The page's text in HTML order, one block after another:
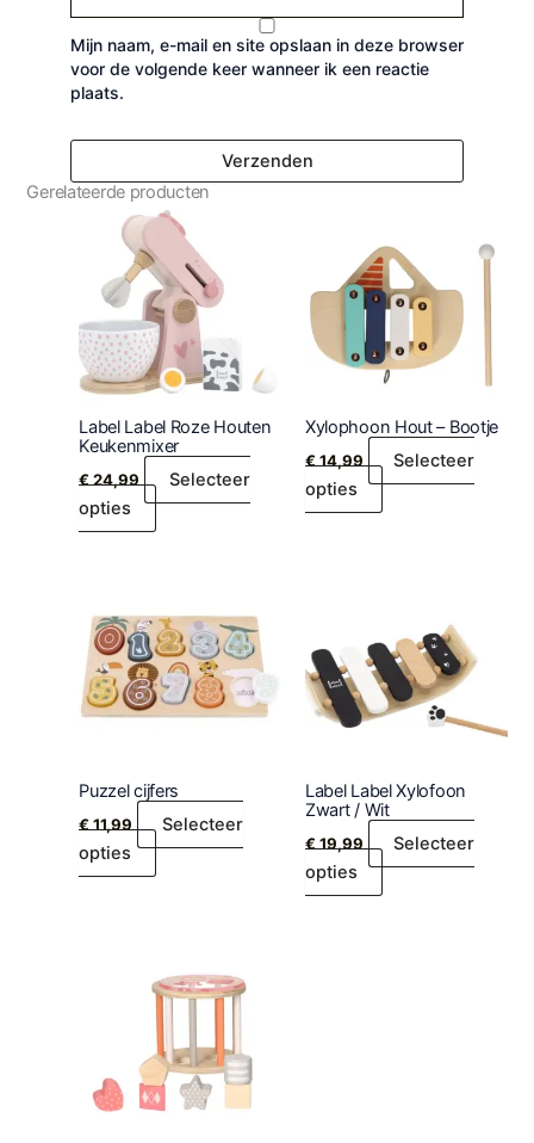
Mijn naam, e-mail en site opslaan in deze browser
voor de volgende keer wanneer ik een reactie
plaats.
Gerelateerde producten
Label Label Roze Houten
Keukenmixer
€24,99
Selecteer
opties
Xylophoon Hout – Bootje
€14,99
Selecteer
opties
Puzzel cijfers
€11,99
Selecteer
opties
Label Label Xylofoon
Zwart / Wit
€19,99
Selecteer
opties